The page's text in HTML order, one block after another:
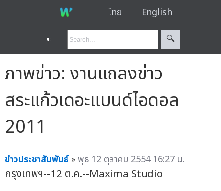
ไทย English
◐ 🔍︎
ภาพข่าว: งานแถลงข่าว
สระแก้วเดอะแบนด์ไอดอล
2011
ข่าวประชาสัมพันธ์ »พุธ 12 ตุลาคม 2554 16:27 น.
กรุงเทพฯ--12 ต.ค.--Maxima Studio